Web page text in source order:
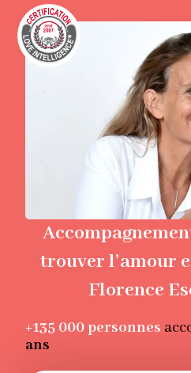
trouver l’amour
Florence
+135 000 personnes
ans